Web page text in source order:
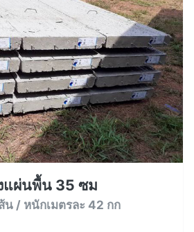
แผ่นพื้น 35 ซม
น / หนักเมตรละ 42 กก